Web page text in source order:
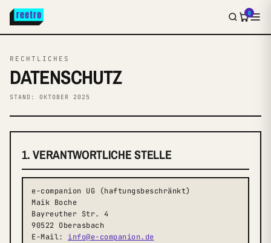
0
RECHTLICHES
DATENSCHUTZ
STAND: OKTOBER 2025
1. VERANTWORTLICHE STELLE
e-companion UG (haftungsbeschränkt)
Maik Boche
Bayreuther Str. 4
90522 Oberasbach
E-Mail: info@e-companion.de